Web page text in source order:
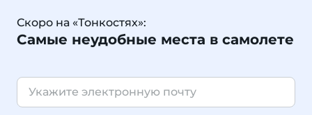
Скоро на «Тонкостях»:
Самые неудобные места в самолете